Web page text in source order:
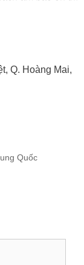
Q. Hoàng Mai,
Quốc